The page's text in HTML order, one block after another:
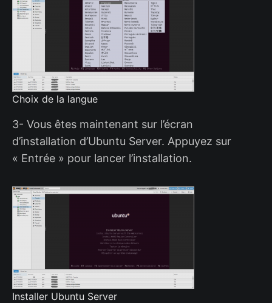
Choix de la langue
3- Vous êtes maintenant sur l’écran
d’installation d’Ubuntu Server. Appuyez sur
« Entrée » pour lancer l’installation.
Installer Ubuntu Server